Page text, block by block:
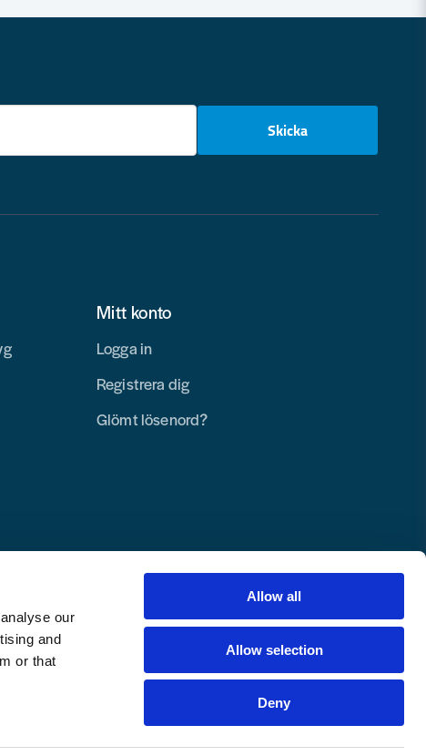
our
and
or that
Allow all
Allow selection
Deny
Skicka
Mitt konto
Logga in
Registrera dig
Glömt lösenord?
Copyright © 2025 Toolab Verktyg AB.